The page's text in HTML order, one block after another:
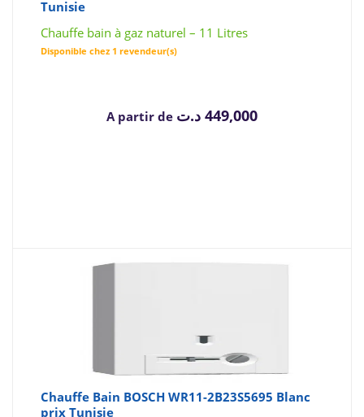
Tunisie
Chauffe bain à gaz naturel – 11 Litres
Disponible chez 1 revendeur(s)
A partir de 449,000 د.ت
Chauffe Bain BOSCH WR11-2B23S5695 Blanc
prix Tunisie